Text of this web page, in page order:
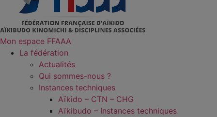
Mon espace FFAAA
La fédération
Actualités
Qui sommes-nous ?
Instances techniques
Aïkido – CTN – CHG
Aïkibudo – Instances techniques